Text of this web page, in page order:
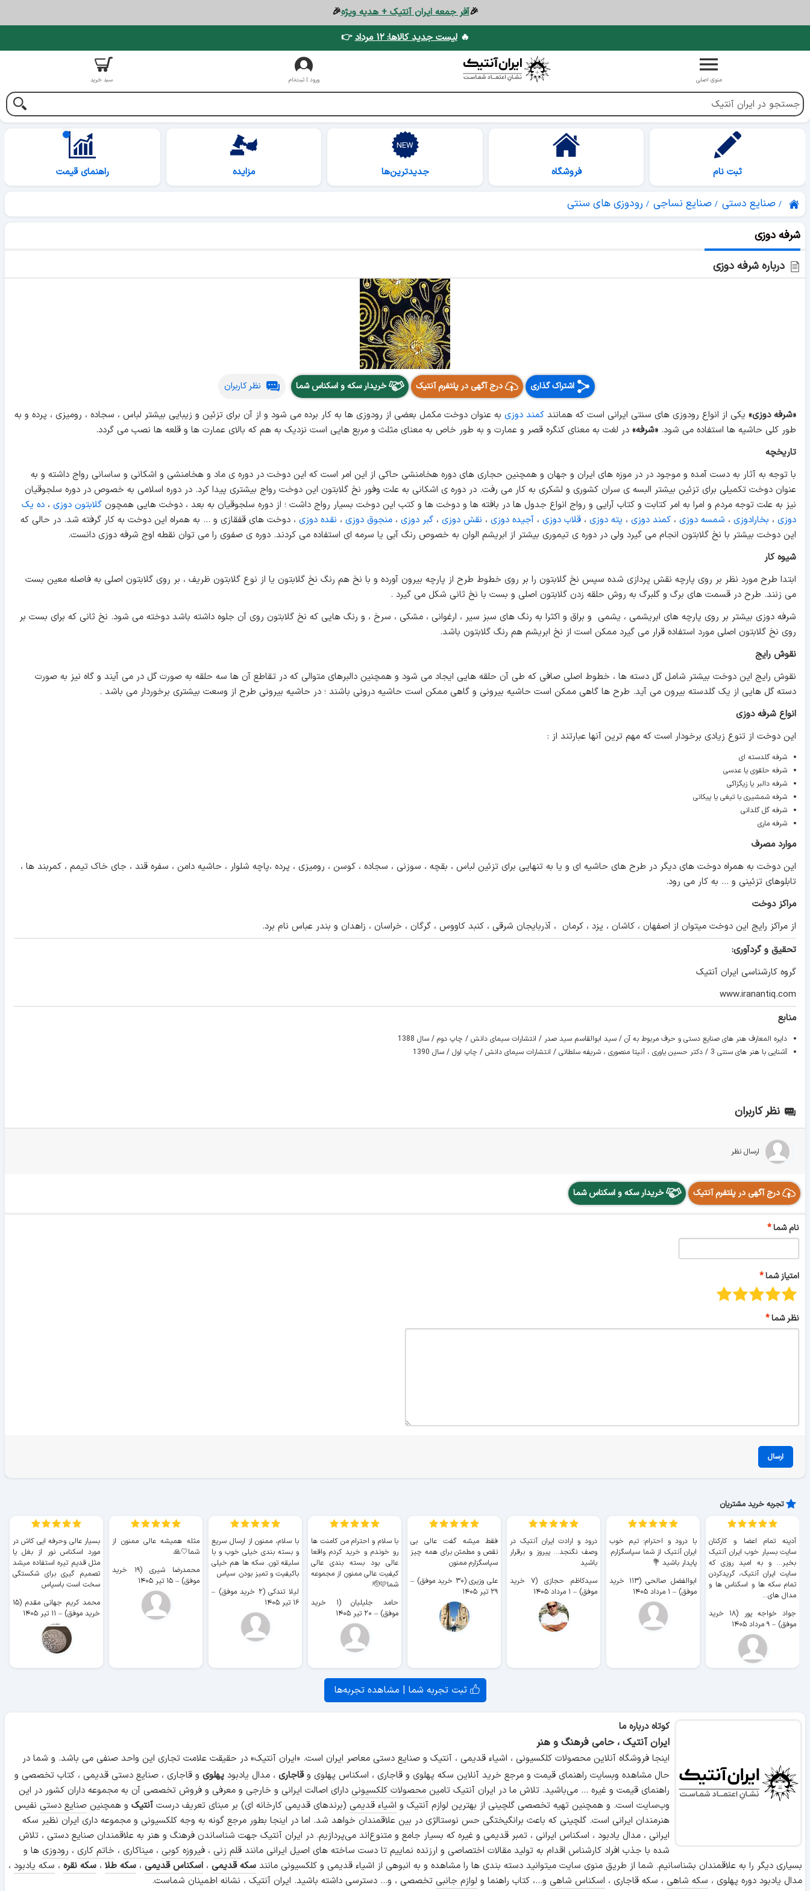
🎉آفر جمعه ایران آنتیک + هدیه ویژه🎉
🔥لیست جدید کالاها: ۱۲ مرداد 👉
منوی اصلی ورود | ثبت‌نام سبد خرید
ثبت نام فروشگاه جدیدترین‌ها مزایده راهنمای قیمت
صنایع دستی صنایع نساجی رودوزی های سنتی
شرفه دوزی
درباره شرفه دوزی
اشتراک گذاری درج آگهی در پلتفرم آنتیک خریدار سکه و اسکناس شما نظر کاربران
«شرفه دوزی» یکی از انواع رودوزی های سنتی ایرانی است که همانند کمند دوزی به عنوان دوخت مکمل بعضی از رودوزی ها به کار برده می شود و از آن برای تزئین و زیبایی بیشتر لباس ، سجاده ، رومیزی ، پرده و به
طور کلی حاشیه ها استفاده می شود. «شرفه» در لغت به معنای کنگره قصر و عمارت و به طور خاص به معنای مثلث و مربع هایی است نزدیک به هم که بالای عمارت ها و قلعه ها نصب می گردد.
تاریخچه
با توجه به آثار به دست آمده و موجود در در موزه های ایران و جهان و همچنین حجاری های دوره هخامنشی حاکی از این امر است که این دوخت در دوره ی ماد و هخامنشی و اشکانی و ساسانی رواج داشته و به
عنوان دوخت تکمیلی برای تزئین بیشتر البسه ی سران کشوری و لشکری به کار می رفت. در دوره ی اشکانی به علت وفور نخ گلابتون این دوخت رواج بیشتری پیدا کرد. در دوره اسلامی به خصوص در دوره سلجوقیان
نیز به علت توجه مردم و امرا به امر کتابت و کتاب آرایی و رواج انواع جدول ها در بافته ها و دوخت ها و کتب این دوخت بسیار رواج داشت ؛ از دوره سلجوقیان به بعد ، دوخت هایی همچون گلابتون دوزی ، ده یک
دوزی ، بخارادوزی ، شمسه دوزی ، کمند دوزی ، پته دوزی ، قلاب دوزی ، آجیده دوزی ، نقش دوزی ، گبر دوزی ، منجوق دوزی ، نقده دوزی ، دوخت های قفقازی و … به همراه این دوخت به کار گرفته شد. در حالی که
این دوخت بیشتر با نخ گلابتون انجام می گیرد ولی در دوره ی تیموری بیشتر از ابریشم الوان به خصوص رنگ آبی یا سرمه ای استفاده می کردند. دوره ی صفوی را می توان نقطه اوج شرفه دوزی دانست.
شیوه کار
ابتدا طرح مورد نظر بر روی پارچه نقش پردازی شده سپس نخ گلابتون را بر روی خطوط طرح از پارچه بیرون آورده و با نخ هم رنگ نخ گلابتون یا از نوع گلابتون ظریف ، بر روی گلابتون اصلی به فاصله معین بست
می زنند. طرح در قسمت های برگ و گلبرگ به روش حلقه زدن گلابتون اصلی و بست با نخ ثانی شکل می گیرد .
شرفه دوزی بیشتر بر روی پارچه های ابریشمی ، یشمی و براق و اکثرا به رنگ های سبز سیر ، ارغوانی ، مشکی ، سرخ ، و رنگ هایی که نخ گلابتون روی آن جلوه داشته باشد دوخته می شود. نخ ثانی که برای بست بر
روی نخ گلابتون اصلی مورد استفاده قرار می گیرد ممکن است از نخ ابریشم هم رنگ گلابتون باشد.
نقوش رایج
نقوش رایج این دوخت بیشتر شامل گل دسته ها ، خطوط اصلی صافی که طی آن حلقه هایی ایجاد می شود و همچنین دالبرهای متوالی که در تقاطع آن ها سه حلقه به صورت گل در می آیند و گاه نیز به صورت
دسته گل هایی از یک گلدسته بیرون می آید. طرح ها گاهی ممکن است حاشیه بیرونی و گاهی ممکن است حاشیه درونی باشند ؛ در حاشیه بیرونی طرح از وسعت بیشتری برخوردار می باشد .
انواع شرفه دوزی
این دوخت از تنوع زیادی برخودار است که مهم ترین آنها عبارتند از :
شرفه گلدسته ای
شرفه حلقوی یا عدسی
شرفه دالبر یا زیگزاکی
شرفه شمشیری با تیغی یا پیکانی
شرفه گل گلدانی
شرفه ماری
موارد مصرف
این دوخت به همراه دوخت های دیگر در طرح های حاشیه ای و یا به تنهایی برای تزئین لباس ، بقچه ، سوزنی ، سجاده ، کوسن ، رومیزی ، پرده ،پاچه شلوار ، حاشیه دامن ، سفره قند ، جای خاک تیمم ، کمربند ها ،
تابلوهای تزئینی و ... به کار می رود.
مراکز دوخت
از مراکز رایج این دوخت میتوان از اصفهان ، کاشان ، یزد ، کرمان ، آذربایجان شرقی ، کنبد کاووس ، گرگان ، خراسان ، زاهدان و بندر عباس نام برد.
تحقیق و گردآوری:
گروه کارشناسی ایران آنتیک
www.iranantiq.com
منابع
دايره المعارف هنر های صنايع دستی و حرف مربوط به آن / سيد ابوالقاسم سيد صدر / انتشارات سيمای دانش / چاپ دوم / سال 1388
آشنايی با هنر های سنتی 3 / دکتر حسين ياوری ، آنيتا منصوری ، شريفه سلطانی / انتشارات سيمای دانش / چاپ اول / سال 1390
نظر کاربران
ارسال نظر
درج آگهی در پلتفرم آنتیک خریدار سکه و اسکناس شما
نام شما
امتیاز شما
نظر شما
ارسال
تجربه خرید مشتریان
آدینه تمام اعضا و کارکنان
سایت بسیار خوب ايران آنتیک
بخیر... و به امید روزی که
سایت ايران آنتیک، گریدکردن
تمام سکه ها و اسکناس ها و
مدال های...
جواد خواجه پور (۱۸ خرید
موفق) – ۹ مرداد ۱۴۰۵
با درود و احترام؛ تیم خوب
ایران آنتیک از شما سپاسگزارم.
پایدار باشید 💐
ابوالفضل صالحی (۱۱۳ خرید
موفق) – ۱ مرداد ۱۴۰۵
درود و ارادت ایران آنتیک در
وصف نگنجد... پیروز و برقرار
باشید
سیدکاظم حجازی (۷ خرید
موفق) – ۱ مرداد ۱۴۰۵
فقط میشه گفت عالی بی
نقص و مطمئن برای همه چیز
سپاسگزارم ممنون
علی وزیری (۳۰ خرید موفق)
–
۲۹ تیر ۱۴۰۵
با سلام و احترام من کامنت ها
رو خوندم و خرید کردم واقعا
عالی بود بسته بندی عالی
کیفیت عالی ممنون از مجموعه
شما🫡🩷
حامد جلیلیان (۱ خرید
موفق) – ۲۰ تیر ۱۴۰۵
با سلام، ممنون از ارسال سریع
و بسته بندی خیلی خوب و با
سلیقه تون. سکه ها هم خیلی
باکیفیت و تمیز بودن. سپاس
لیلا تندکی (۲ خرید موفق)
–
۱۶ تیر ۱۴۰۵
مثله همیشه عالی ممنون از
شما🤍🙏
محمدرضا شیری (۱۹ خرید
موفق) – ۱۵ تیر ۱۴۰۵
بسیار عالی وحرفه ایی کاش در
مورد اسکناس نور از بغل یا
مثل قدیم تیره استفاده میشد
تصمیم گیری برای شکستگی
سخت است باسپاس
محمد کریم جهانی مقدم (۱۵
خرید موفق) – ۱۱ تیر ۱۴۰۵
ثبت تجربه شما | مشاهده تجربه‌ها
کوتاه درباره ما
ایران آنتیک ، حامی فرهنگ و هنر
اینجا فروشگاه آنلاین محصولات کلکسیونی ، اشیاء قدیمی ، آنتیک و صنایع دستی معاصر ایران است. «ایران آنتیک» در حقیقت علامت تجاری این واحد صنفی می باشد. و شما در
حال مشاهده وبسایت راهنمای قیمت و مرجع خرید آنلاین سکه پهلوی و قاجاری ، اسکناس پهلوی وقاجاری ، مدال یادبود پهلوی و قاجاری ، صنایع دستی قدیمی ، کتاب تخصصی و
راهنمای قیمت و غیره ... می‌باشید. تلاش ما در ایران آنتیک تامین محصولات کلکسیونی دارای اصالت ایرانی و خارجی و معرفی و فروش تخصصی آن به مجموعه داران کشور در این
وب‌سایت است. و همچنین تهیه تخصصی گلچینی از بهترین لوازم آنتیک و اشیاء قدیمی (برندهای قدیمی کارخانه ای) بر مبنای تعریف درست آنتیک و همچنین صنایع دستی نفیس
هنرمندان ایرانی است. گلچینی که باعث برانگیختگی حس نوستالژی در بین علاقمندان خواهد شد. اما در اینجا بطور مرجع گونه به وجه کلکسیونی و مجموعه داری ایران نظیر سکه
ایرانی ، مدال یادبود ، اسکناس ایرانی ، تمبر قدیمی و غیره که بسیار جامع و متنوع‌اند می‌پردازیم. در ایران آنتیک جهت شناساندن فرهنگ و هنر به علاقمندان صنایع دستی ، تلاش
شده با جذب افراد کارشناس اقدام به تولید مقالات اختصاصی و ارزنده نماییم تا دست ساخته های اصیل ایرانی مانند قلم زنی ، فیروزه کوبی ، میناکاری ، خاتم کاری ، رودوزی ها و
بسیاری دیگر را به علاقمندان بشناسانیم. شما از طریق منوی سایت میتوانید دسته بندی ها را مشاهده و به انبوهی از اشیاء قدیمی و کلکسیونی مانند سکه قدیمی ، اسکناس قدیمی ، سکه طلا ، سکه نقره ، سکه یادبود ،
مدال یادبود دوره پهلوی ، سکه شاهی ، سکه قاجاری ، اسکناس شاهی و...، کتاب راهنما و لوازم جانبی تخصصی ، و... دسترسی داشته باشید. ایران آنتیک ، نشانه اطمینان شماست.